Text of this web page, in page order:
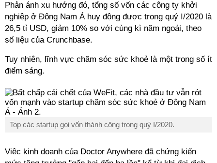
Phản ánh xu hướng đó, tổng số vốn các công ty khởi
nghiệp ở Đông Nam Á huy động được trong quý I/2020 là
26,5 tỉ USD, giảm 10% so với cùng kì năm ngoái, theo
số liệu của Crunchbase.
Tuy nhiên, lĩnh vực chăm sóc sức khoẻ là một trong số ít
điểm sáng.
Top các startup gọi vốn thành công trong quý I/2020.
Việc kinh doanh của Doctor Anywhere đã chứng kiến